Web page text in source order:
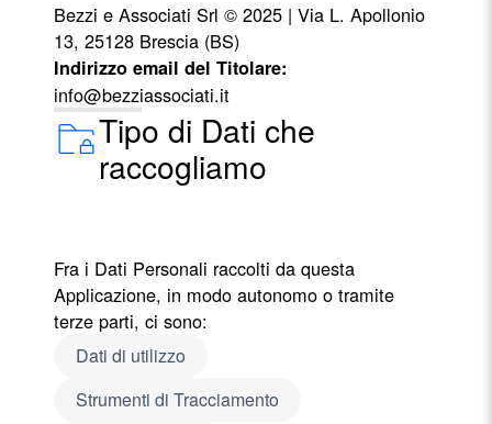
Bezzi e Associati Srl © 2025 | Via L. Apollonio
13, 25128 Brescia (BS)
Indirizzo email del Titolare:
info@bezziassociati.it
Tipo di Dati che
raccogliamo
Fra i Dati Personali raccolti da questa
Applicazione, in modo autonomo o tramite
terze parti, ci sono:
Dati di utilizzo
Strumenti di Tracciamento